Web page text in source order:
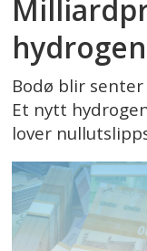
Bodø blir
Et nytt
lover